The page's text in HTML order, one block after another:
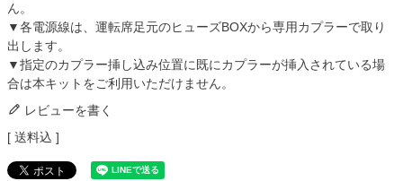
ん。
▼各電源線は、運転席足元のヒューズBOXから専用カプラーで取り
出します。
▼指定のカプラー挿し込み位置に既にカプラーが挿入されている場
合は本キットをご利用いただけません。
レビューを書く
送料込